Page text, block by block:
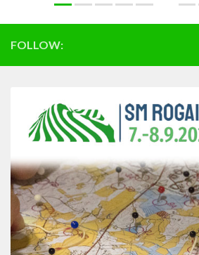
FOLLOW: